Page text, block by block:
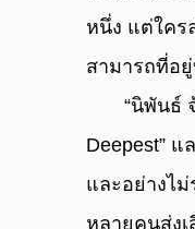
หนึ่ง แต่ใคร
สามารถที่อ
Deepest”
และอย่างไม่
หลายคนส่งเ